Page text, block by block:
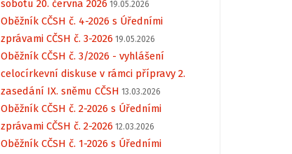
sobotu 20. června 2026 19.05.2026
Oběžník CČSH č. 4-2026 s Úředními
zprávami CČSH č. 3-2026 19.05.2026
Oběžník CČSH č. 3/2026 - vyhlášení
celocírkevní diskuse v rámci přípravy 2.
zasedání IX. sněmu CČSH 13.03.2026
Oběžník CČSH č. 2-2026 s Úředními
zprávami CČSH č. 2-2026 12.03.2026
Oběžník CČSH č. 1-2026 s Úředními